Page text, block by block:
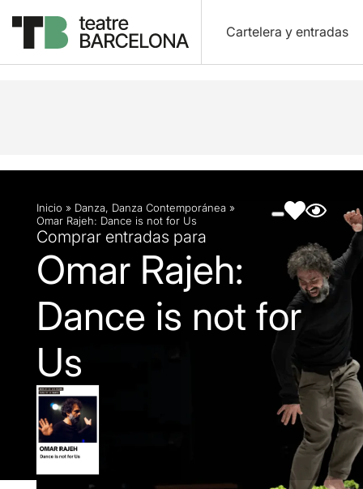
Cartelera y entradas
Descripción Ficha artística Fotos y vídeos
Inicio » Danza, Danza Contemporánea »
Omar Rajeh: Dance is not for Us
Comprar entradas para
Omar Rajeh:
Dance is not for
Us